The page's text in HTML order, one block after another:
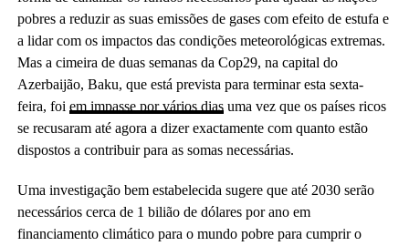
pobres a reduzir as suas emissões de gases com efeito de estufa e
a lidar com os impactos das condições meteorológicas extremas.
Mas a cimeira de duas semanas da Cop29, na capital do
Azerbaijão, Baku, que está prevista para terminar esta sexta-
feira, foi em impasse por vários diasuma vez que os países ricos
se recusaram até agora a dizer exactamente com quanto estão
dispostos a contribuir para as somas necessárias.
Uma investigação bem estabelecida sugere que até 2030 serão
necessários cerca de 1 bilião de dólares por ano em
financiamento climático para o mundo pobre para cumprir o